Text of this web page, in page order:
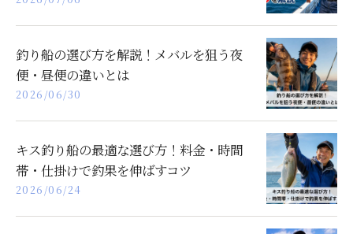
釣り船の選び方を解説！メバルを狙う夜
便・昼便の違いとは
2026/06/30
キス釣り船の最適な選び方！料金・時間
帯・仕掛けで釣果を伸ばすコツ
2026/06/24